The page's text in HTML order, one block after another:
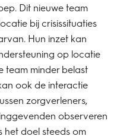
Dit nieuwe team
bij crisissituaties
Hun inzet kan
op locatie
team minder belast
ook de interactie
zorgverleners,
observeren
het doel steeds om